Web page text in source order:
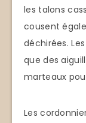
les talons
cousent
déchirées.
que des
marteaux
Les